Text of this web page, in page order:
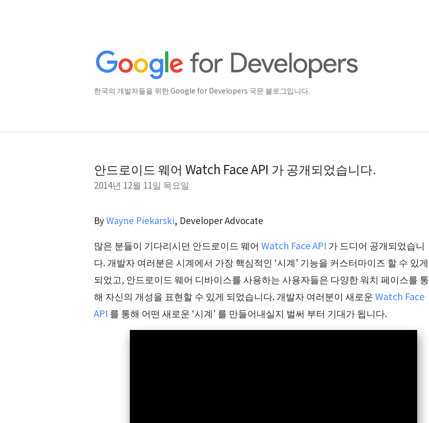
한국의 개발자들을 위한 Google for Developers 국문 블로그입니다.
안드로이드 웨어 Watch Face API 가 공개되었습니다.
2014년 12월 11일 목요일
ByWayne Piekarski, Developer Advocate
많은 분들이 기다리시던 안드로이드 웨어 Watch Face API 가 드디어 공개되었습니
다. 개발자 여러분은 시계에서 가장 핵심적인 ‘시계' 기능을 커스터마이즈 할 수 있게
되었고, 안드로이드 웨어 디바이스를 사용하는 사용자들은 다양한 워치 페이스를 통
해 자신의 개성을 표현할 수 있게 되었습니다. 개발자 여러분이 새로운Watch Face
API 를 통해 어떤 새로운 ‘시계' 를 만들어내실지 벌써 부터 기대가 됩니다.